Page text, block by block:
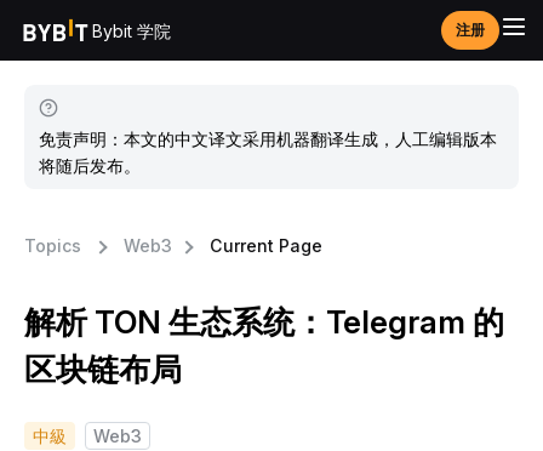
Bybit 学院 注册
免责声明：本文的中文译文采用机器翻译生成，人工编辑版本
将随后发布。
Topics Web3 Current Page
解析 TON 生态系统：Telegram 的
区块链布局
中級
Web3